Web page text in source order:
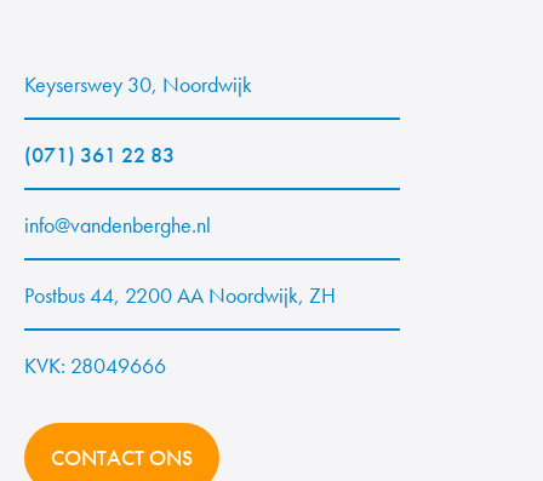
Keyserswey 30, Noordwijk
(071) 361 22 83
info@vandenberghe.nl
Postbus 44, 2200 AA Noordwijk, ZH
KVK: 28049666
CONTACT ONS